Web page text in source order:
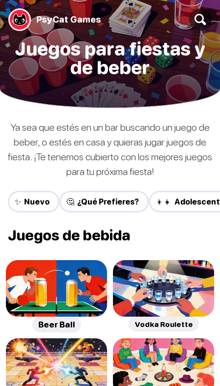
PsyCat Games
Juegos para fiestas y
de beber
Ya sea que estés en un bar buscando un juego de
beber, o estés en casa y quieras jugar juegos de
fiesta. ¡Te tenemos cubierto con los mejores juegos
para tu próxima fiesta!
✨ Nuevo 🤔 ¿Qué Prefieres? 👦👧
Juegos de bebida
Beer Ball Vodka Roulette